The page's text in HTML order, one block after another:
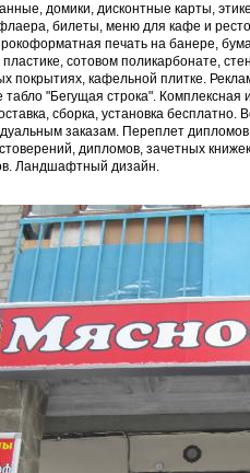
домики, дисконтные карты,
билеты, меню для кафе и
печать на банере,
сотовом поликарбонате,
покрытиях, кафельной плитке.
"Бегущая строка".
сборка, установка
заказам. Переплет
дипломов, зачетных
Ландшафтный дизайн.